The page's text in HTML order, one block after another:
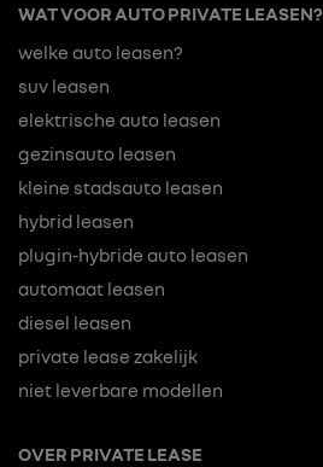
WAT VOOR AUTO PRIVATE LEASEN?
welke auto leasen?
suv leasen
elektrische auto leasen
gezinsauto leasen
kleine stadsauto leasen
hybrid leasen
plugin-hybride auto leasen
automaat leasen
diesel leasen
private lease zakelijk
niet leverbare modellen
OVER PRIVATE LEASE